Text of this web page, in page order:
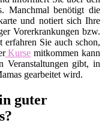
Manchmal benötigt die
und notiert sich Ihre
Vorerkrankungen bzw.
Sie auch schon,
Kurse mitkommen kann
Veranstaltungen gibt, in
gearbeitet wird.
guter